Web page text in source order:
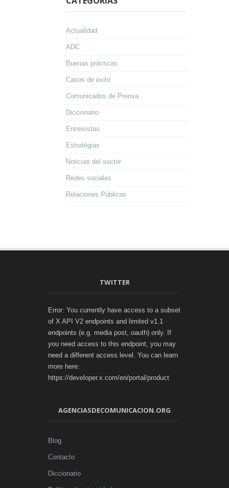
Actualidad
ADC
Buenas prácticas
Casos de éxito
Comunicados de Prensa
Diccionario
Entrevistas
Estrategias
Noticias del sector
Redes sociales
Relaciones Públicas
TWITTER
Error: You currently have access to a subset
of X API V2 endpoints and limited v1.1
endpoints (e.g. media post, oauth) only. If
you need access to this endpoint, you may
need a different access level. You can learn
more here:
https://developer.x.com/en/portal/product
AGENCIASDECOMUNICACION.ORG
Blog
Contacto
Diccionario